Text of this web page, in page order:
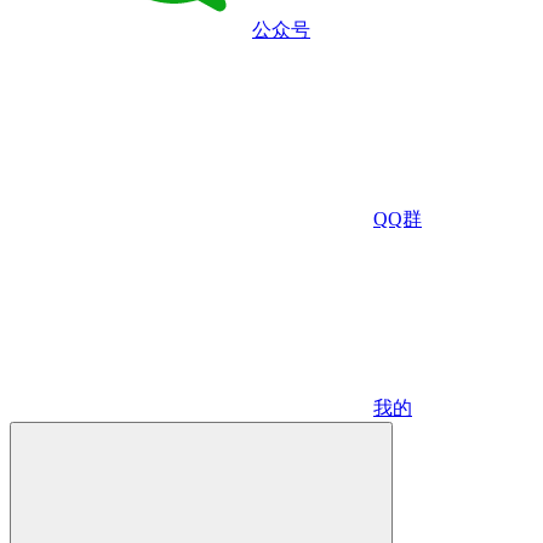
公众号
QQ群
我的